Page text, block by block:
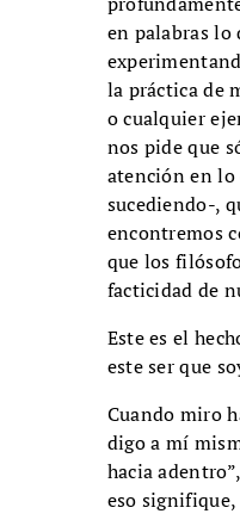
en palabras lo
la práctica de
o cualquier
nos pide que
atención en lo
sucediendo-,
encontremos
que los
facticidad de
Este es el
este ser que
Cuando miro
digo a mí
hacia
eso